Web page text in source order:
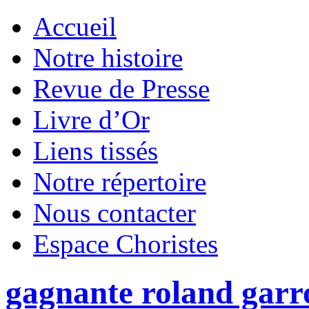
Accueil
Notre histoire
Revue de Presse
Livre d’Or
Liens tissés
Notre répertoire
Nous contacter
Espace Choristes
gagnante roland